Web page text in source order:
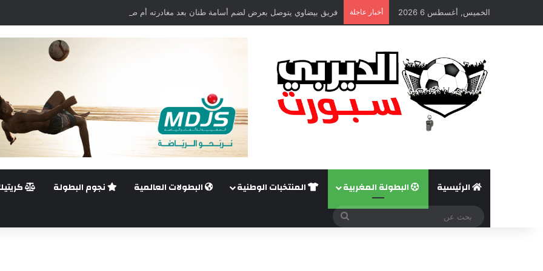
الخميس, أغسطس 6 2026 أخبار عاجلة فريق بيضاوي يتوصل بعرض لضم أسامة طنان بعد مغادرته أم صلال القطري
الرئيسية البطولة المغربية المنتخبات الوطنية البطولات العالمية نجوم البطولة